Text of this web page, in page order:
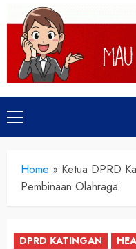
Primary
Menu
Home » Ketua DPRD
Pembinaan Olahraga
DPRD KATINGAN